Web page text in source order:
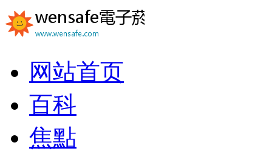
网站首页
百科
焦點